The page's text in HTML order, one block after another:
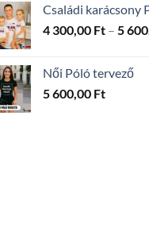
Családi karácsony
4 300,00 Ft – 5
Női Póló tervező
5 600,00 Ft